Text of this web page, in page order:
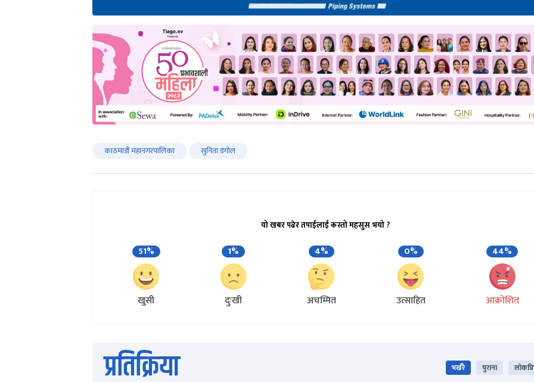
काठमाडौं महानगरपालिका सुनिता डंगोल
यो खबर पढेर तपाईलाई कस्तो महसुस भयो ?
51%
खुसी
1%
दुःखी
4%
अचम्मित
0%
उत्साहित
44%
आक्रोशित
प्रतिक्रिया भर्खरै पुराना